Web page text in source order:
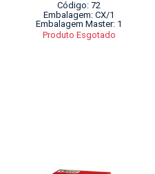
Código: 72
Embalagem: CX/1
Embalagem Master: 1
Produto Esgotado